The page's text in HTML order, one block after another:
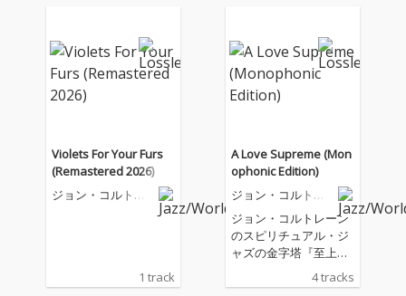
Violets For Your Furs
(Remastered 2026)
ジョン・コルトレ
1 track
A Love Supreme (Mon
ophonic Edition)
ジョン・コルトレ
ジョン・コルトレーン
のスピリチュアル・ジ
ャズの金字塔『至上の
愛』のリリース60周年
を記念してリリースさ
4 tracks